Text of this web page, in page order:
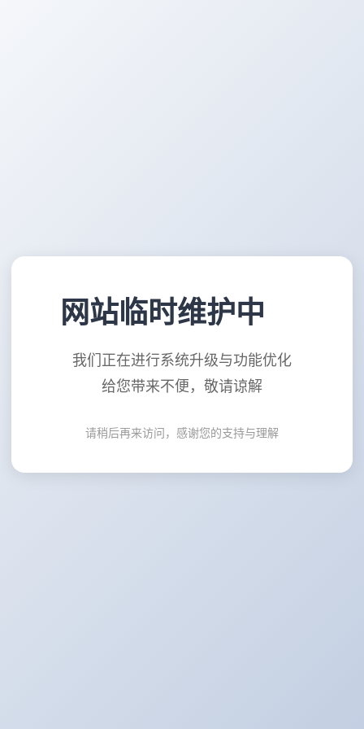
网站临时维护中
我们正在进行系统升级与功能优化
给您带来不便，敬请谅解
请稍后再来访问，感谢您的支持与理解